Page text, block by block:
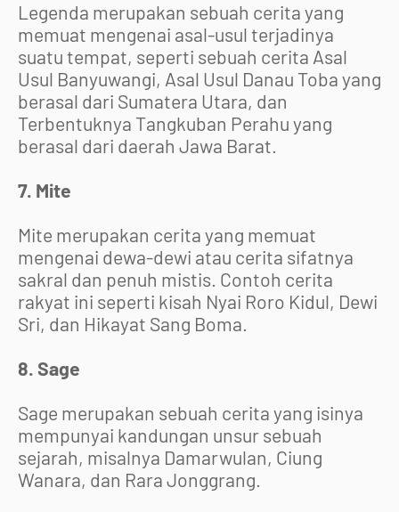
Legenda merupakan sebuah cerita yang
memuat mengenai asal-usul terjadinya
suatu tempat, seperti sebuah cerita Asal
Usul Banyuwangi, Asal Usul Danau Toba yang
berasal dari Sumatera Utara, dan
Terbentuknya Tangkuban Perahu yang
berasal dari daerah Jawa Barat.
7. Mite
Mite merupakan cerita yang memuat
mengenai dewa-dewi atau cerita sifatnya
sakral dan penuh mistis. Contoh cerita
rakyat ini seperti kisah Nyai Roro Kidul, Dewi
Sri, dan Hikayat Sang Boma.
8. Sage
Sage merupakan sebuah cerita yang isinya
mempunyai kandungan unsur sebuah
sejarah, misalnya Damarwulan, Ciung
Wanara, dan Rara Jonggrang.